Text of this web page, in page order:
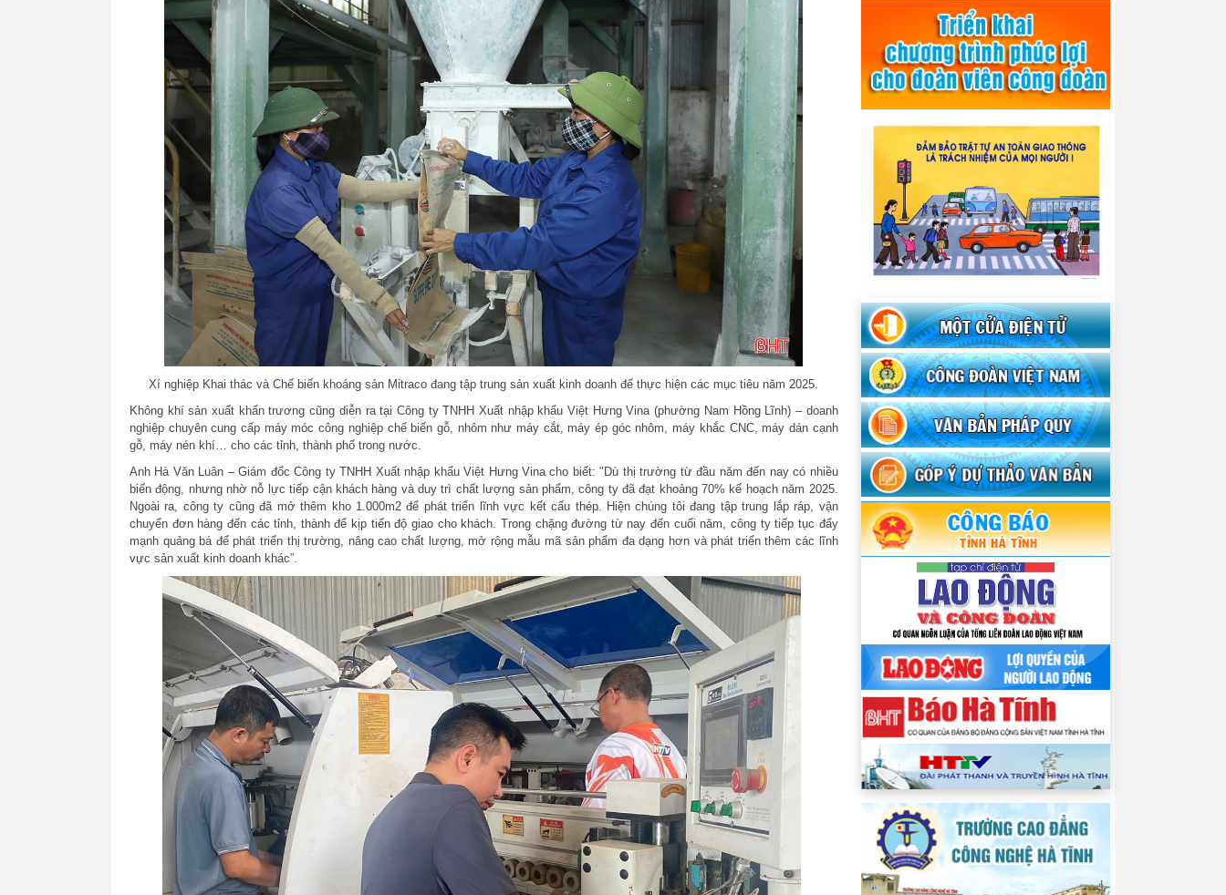
Xí nghiệp Khai thác và Chế biến khoáng sản Mitraco đang tập trung sản xuất kinh doanh để thực hiện các mục tiêu năm 2025.
Không khí sản xuất khẩn trương cũng diễn ra tại Công ty TNHH Xuất nhập khẩu Việt Hưng Vina (phường Nam Hồng Lĩnh) – doanh
nghiệp chuyên cung cấp máy móc công nghiệp chế biến gỗ, nhôm như máy cắt, máy ép góc nhôm, máy khắc CNC, máy dán cạnh
gỗ, máy nén khí… cho các tỉnh, thành phố trong nước.
Anh Hà Văn Luân – Giám đốc Công ty TNHH Xuất nhập khẩu Việt Hưng Vina cho biết: "Dù thị trường từ đầu năm đến nay có nhiều
biến động, nhưng nhờ nỗ lực tiếp cận khách hàng và duy trì chất lượng sản phẩm, công ty đã đạt khoảng 70% kế hoạch năm 2025.
Ngoài ra, công ty cũng đã mở thêm kho 1.000m2 để phát triển lĩnh vực kết cấu thép. Hiện chúng tôi đang tập trung lắp ráp, vận
chuyển đơn hàng đến các tỉnh, thành để kịp tiến độ giao cho khách. Trong chặng đường từ nay đến cuối năm, công ty tiếp tục đẩy
mạnh quảng bá để phát triển thị trường, nâng cao chất lượng, mở rộng mẫu mã sản phẩm đa dạng hơn và phát triển thêm các lĩnh
vực sản xuất kinh doanh khác”.